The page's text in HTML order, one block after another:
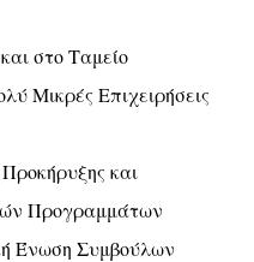
στο Ταμείο
Μικρές Επιχειρήσεις
και
Προγραμμάτων
Ένωση Συμβούλων